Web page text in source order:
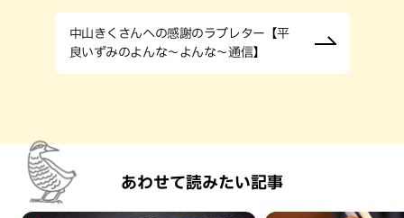
中山きくさんへの感謝のラブレター【平
良いずみのよんな～よんな～通信】
あわせて読みたい記事